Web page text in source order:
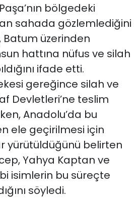
bölgedeki
sahada gözlemlediğini
Batum üzerinden
hattına nüfus ve silah
ifade etti.
gereğince silah ve
Devletleri’ne teslim
Anadolu’da bu
ele geçirilmesi için
yürütüldüğünü belirten
Yahya Kaptan ve
isimlerin bu süreçte
söyledi.